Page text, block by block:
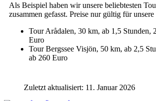
Als Beispiel haben wir unsere beliebtesten
zusammen gefasst. Preise nur gültig für unsere
Tour Arådalen, 30 km, ab 1,5 Stunden,
Euro
Tour Bergssee Visjön, 50 km, ab 2,5
ab 260 Euro
Zuletzt aktualisiert: 11. Januar 2026